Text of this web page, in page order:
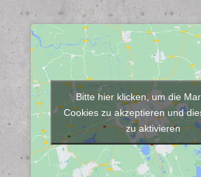
Bitte hier klicken, um die
Cookies zu akzeptieren und
zu aktivieren